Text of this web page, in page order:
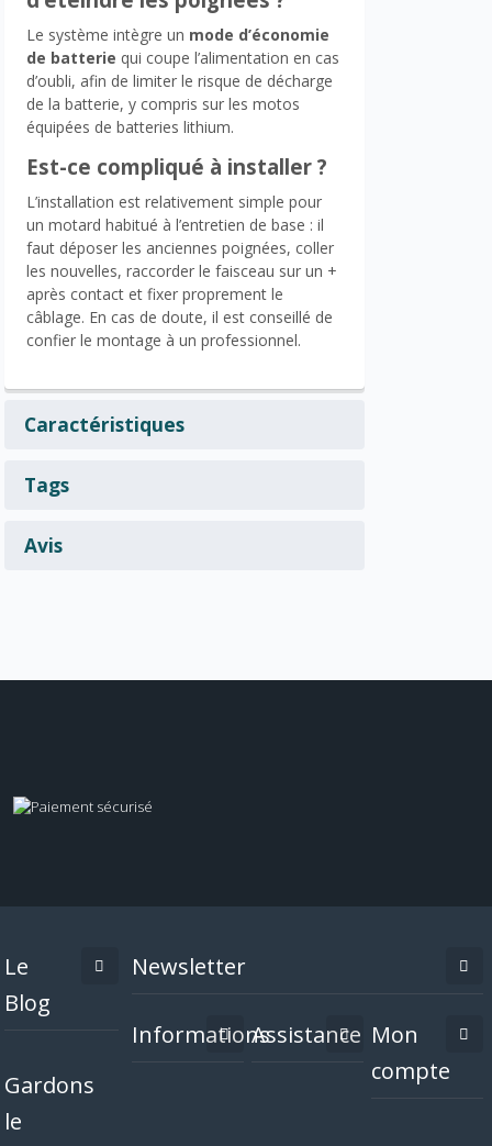
Le système intègre un mode d’économie
de batterie qui coupe l’alimentation en cas
d’oubli, afin de limiter le risque de décharge
de la batterie, y compris sur les motos
équipées de batteries lithium.
Est-ce compliqué à installer ?
L’installation est relativement simple pour
un motard habitué à l’entretien de base : il
faut déposer les anciennes poignées, coller
les nouvelles, raccorder le faisceau sur un +
après contact et fixer proprement le
câblage. En cas de doute, il est conseillé de
confier le montage à un professionnel.
Caractéristiques
Tags
Avis
Le
Blog
Gardons
le
Newsletter
InformationsAssistance Mon
compte